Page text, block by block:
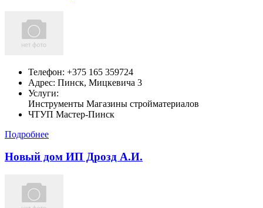
Телефон: +375 165 359724
Адрес: Пинск, Мицкевича 3
Услуги:
Инструменты Магазины стройматериалов
ЧТУП Мастер-Пинск
Подробнее
Новый дом ИП Дрозд А.И.